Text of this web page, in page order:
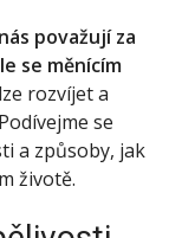
považují za
se měnícím
rozvíjet a
se
a způsoby, jak
životě.